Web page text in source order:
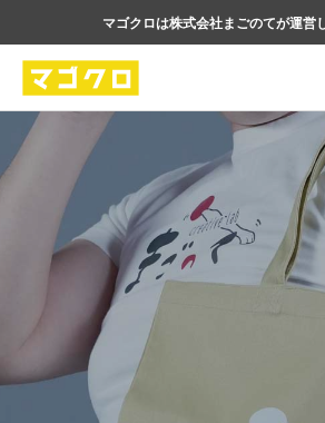
マゴクロは株式会社まごのてが運営